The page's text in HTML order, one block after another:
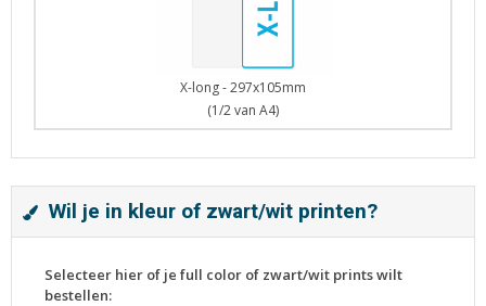
X-long - 297x105mm
(1/2 van A4)
Wil je in kleur of zwart/wit printen?
Selecteer hier of je full color of zwart/wit prints wilt
bestellen: